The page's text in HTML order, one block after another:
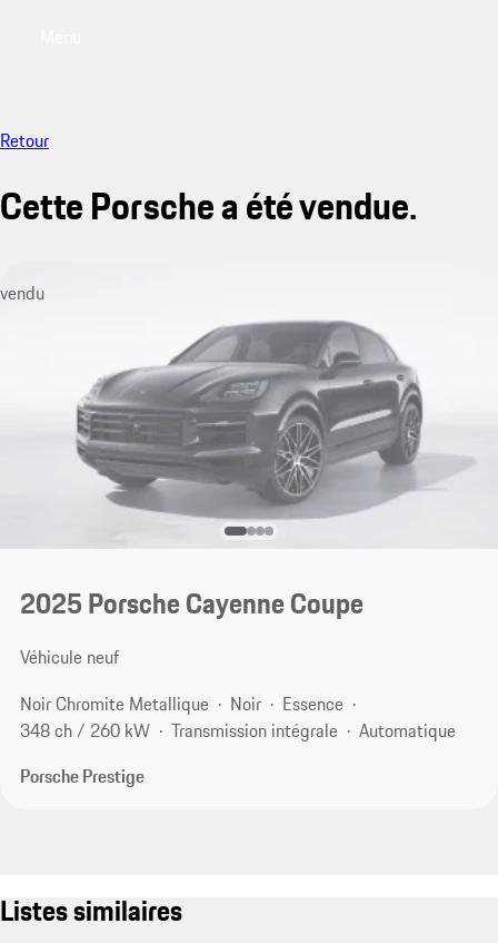
Retour
Cette Porsche a été vendue.
vendu
2025 Porsche Cayenne Coupe
Véhicule neuf
Noir Chromite Metallique
Noir
Essence
348 ch / 260 kW
Transmission intégrale
Automatique
Porsche Prestige
Listes similaires